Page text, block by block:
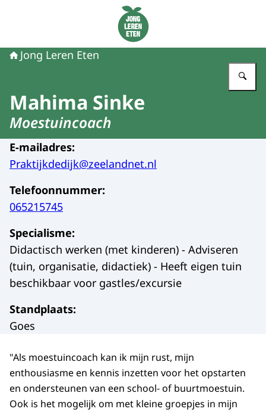
Naar de homepage van Jong Leren Eten
Jong Leren Eten
Mahima Sinke
Moestuincoach
E-mailadres:
Praktijkdedijk@zeelandnet.nl
Telefoonnummer:
065215745
Specialisme:
Didactisch werken (met kinderen) - Adviseren
(tuin, organisatie, didactiek) - Heeft eigen tuin
beschikbaar voor gastles/excursie
Standplaats:
Goes
"Als moestuincoach kan ik mijn rust, mijn
enthousiasme en kennis inzetten voor het opstarten
en ondersteunen van een school- of buurtmoestuin.
Ook is het mogelijk om met kleine groepjes in mijn